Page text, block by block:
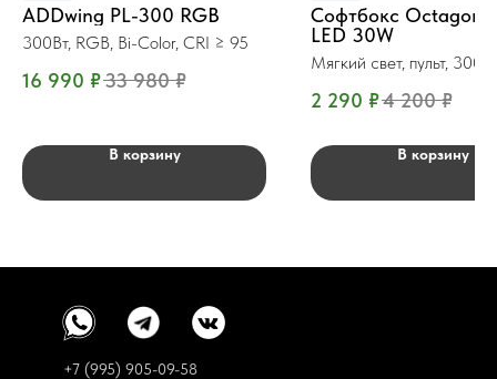
ADDwing PL-300 RGB
300Вт, RGB, Bi-Color, CRI ≥ 95
16 990 ₽33 980 ₽
В корзину
Софтбокс Octagon
LED 30W
Мягкий свет, пульт,
2 290 ₽4 200 ₽
В корзину
+7 (995) 905-09-58